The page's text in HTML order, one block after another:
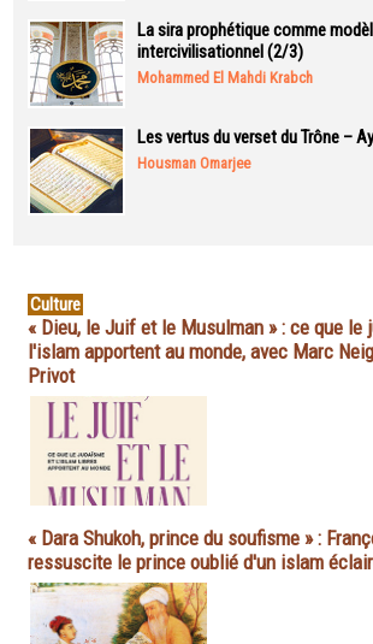
La sira prophétique comme
intercivilisationnel (2/3)
Mohammed El Mahdi Krabch
Les vertus du verset du Trône –
Housman Omarjee
Culture
« Dieu, le Juif et le Musulman » : ce que le
l'islam apportent au monde, avec Marc
Privot
« Dara Shukoh, prince du soufisme » :
ressuscite le prince oublié d'un islam